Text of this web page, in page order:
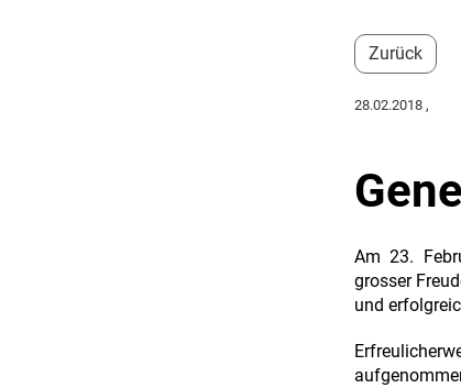
Zurück
28.02.2018,
Am 23.
grosser
und